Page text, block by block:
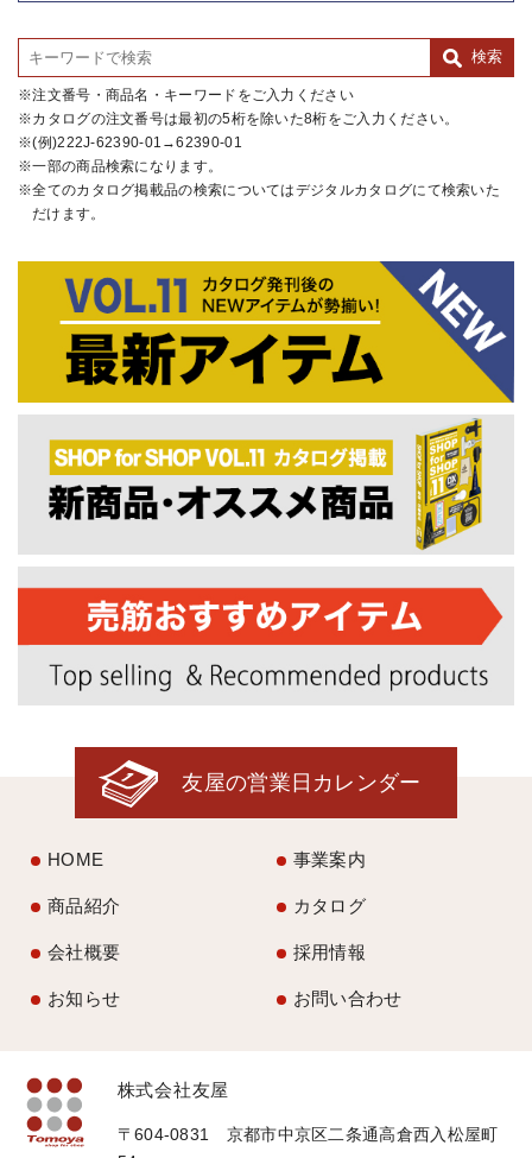
注文番号・商品名・キーワードをご入力ください
カタログの注文番号は最初の5桁を除いた8桁をご入力ください。
(例)222J-62390-01→62390-01
一部の商品検索になります。
全てのカタログ掲載品の検索についてはデジタルカタログにて検索いた
だけます。
友屋の営業日カレンダー
HOME 事業案内
商品紹介 カタログ
会社概要 採用情報
お知らせ お問い合わせ
株式会社友屋
〒604-0831 京都市中京区二条通高倉西入松屋町